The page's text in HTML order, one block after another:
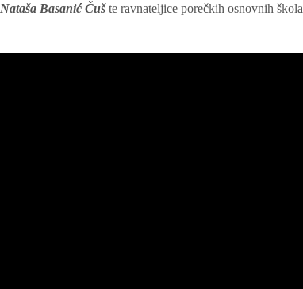
Nataša Basanić Čušte ravnateljice porečkih osnovnih škola